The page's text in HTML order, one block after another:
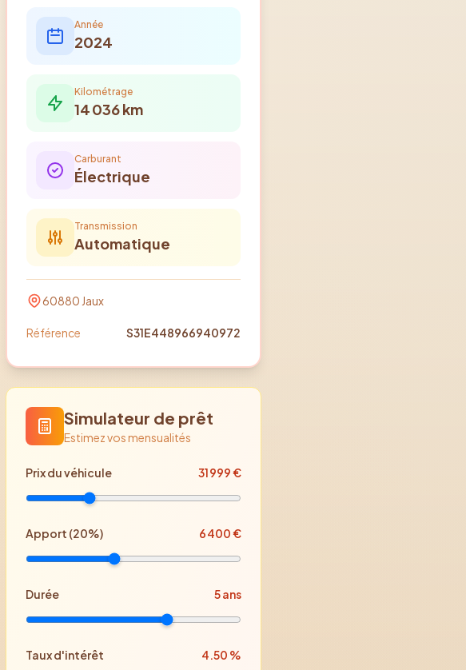
Année
2024
Kilométrage
14 036km
Carburant
Électrique
Transmission
Automatique
60880 Jaux
Référence S31E448966940972
Simulateur de prêt
Estimez vos mensualités
Prixdu véhicule 31 999€
Apport (20%) 6 400€
Durée 5ans
Taux d'intérêt 4.50 %